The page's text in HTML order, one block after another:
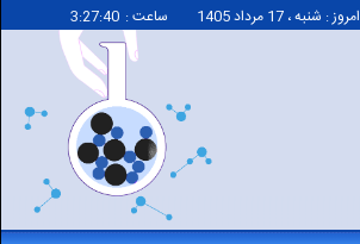
امروز : شنبه ، 17 مرداد 1405 ساعت :